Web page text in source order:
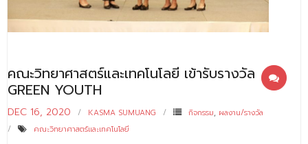
คณะวิทยาศาสตร์และเทคโนโลยี เข้ารับรางวัล
GREEN YOUTH
DEC 16, 2020 KASMA SUMUANG กิจกรรม, ผลงาน/รางวัล
คณะวิทยาศาสตร์และเทคโนโลยี